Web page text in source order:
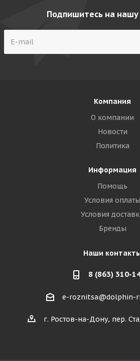
Подпишитесь на нашу
Компания
О компании
Новости
Политика
Информация
Помощь
Условия оплаты
Условия
Бренды
Наши
8 (863) 310-
e-roznitsa@dolphin-
г. Ростов-на-Дону, пер.